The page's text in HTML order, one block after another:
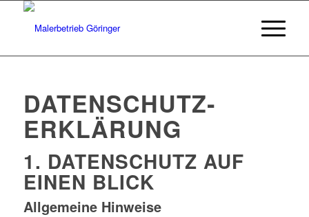
DATENSCHUTZ­
ERKLÄRUNG
1. DATENSCHUTZ AUF
EINEN BLICK
Allgemeine Hinweise